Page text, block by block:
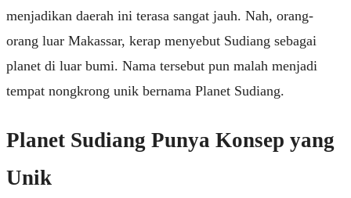
menjadikan daerah ini terasa sangat jauh. Nah, orang-
orang luar Makassar, kerap menyebut Sudiang sebagai
planet di luar bumi. Nama tersebut pun malah menjadi
tempat nongkrong unik bernama Planet Sudiang.
Planet Sudiang Punya Konsep yang
Unik